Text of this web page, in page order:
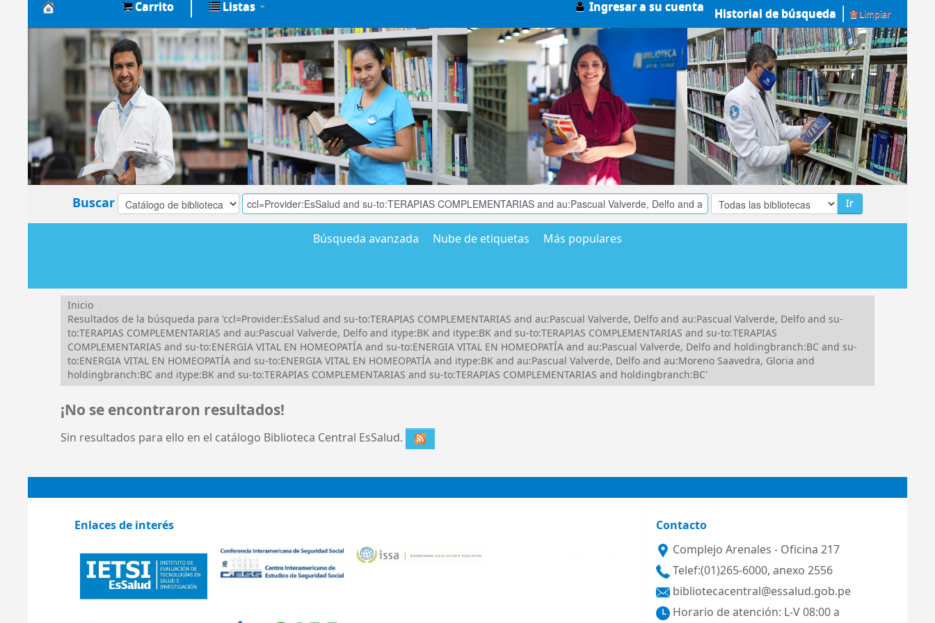
Biblioteca
Central
EsSalud
Carrito Listas Ingresar a su cuenta Historial de búsqueda Limpiar
Buscar Ir
Búsqueda avanzada Nube de etiquetas Más populares
Inicio
Resultados de la búsqueda para 'ccl=Provider:EsSalud and su-to:TERAPIAS COMPLEMENTARIAS and au:Pascual Valverde, Delfo and au:Pascual Valverde, Delfo and su-
to:TERAPIAS COMPLEMENTARIAS and au:Pascual Valverde, Delfo and itype:BK and itype:BK and su-to:TERAPIAS COMPLEMENTARIAS and su-to:TERAPIAS
COMPLEMENTARIAS and su-to:ENERGIA VITAL EN HOMEOPATÍA and su-to:ENERGIA VITAL EN HOMEOPATÍA and au:Pascual Valverde, Delfo and holdingbranch:BC and su-
to:ENERGIA VITAL EN HOMEOPATÍA and su-to:ENERGIA VITAL EN HOMEOPATÍA and itype:BK and au:Pascual Valverde, Delfo and au:Moreno Saavedra, Gloria and
holdingbranch:BC and itype:BK and su-to:TERAPIAS COMPLEMENTARIAS and su-to:TERAPIAS COMPLEMENTARIAS and holdingbranch:BC'
¡No se encontraron resultados!
Sin resultados para ello en el catálogo Biblioteca Central EsSalud.
Enlaces de interés
Contacto
Complejo Arenales - Oficina 217
Telef:(01)265-6000, anexo 2556
bibliotecacentral@essalud.gob.pe
Horario de atención: L-V 08:00 a